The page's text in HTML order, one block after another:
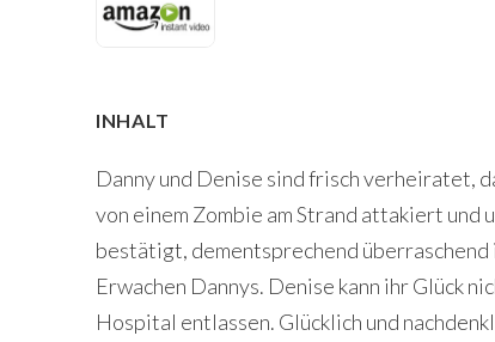
INHALT
Danny und Denise sind frisch verheiratet,
von einem Zombie am Strand attakiert und
bestätigt, dementsprechend
Erwachen Dannys. Denise kann ihr Glück
Hospital entlassen. Glücklich und